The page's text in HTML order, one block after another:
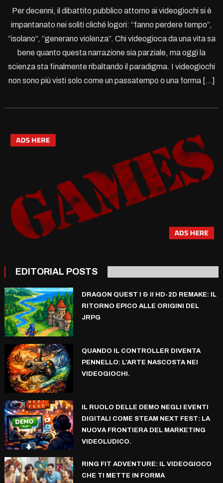
Per decenni, il dibattito pubblico attorno ai videogiochi si è
impantanato nei soliti cliché logori: “fanno perdere tempo”,
“isolano”, “generano violenza”. Chi videogioca da una vita sa
bene quanto questa narrazione sia parziale, ma oggi la
scienza sta finalmente ribaltando il paradigma. I videogiochi
non sono più visti solo come un passatempo o una forma […]
EDITORIAL POSTS
DRAGON QUEST I & II HD-2D REMAKE: IL
RITORNO EPICO ALLE ORIGINI DEL
JRPG
QUANDO IL CONTROLLER DIVENTA
PENNELLO: L’ARTE NASCOSTA NEI
VIDEOGIOCHI.
IL RUOLO DELLE DEMO NEGLI EVENTI
DIGITALI COME STEAM NEXT FEST: LA
NUOVA FRONTIERA DEL MARKETING
VIDEOLUDICO.
RING FIT ADVENTURE: IL VIDEOGIOCO
CHE TI METTE IN FORMA